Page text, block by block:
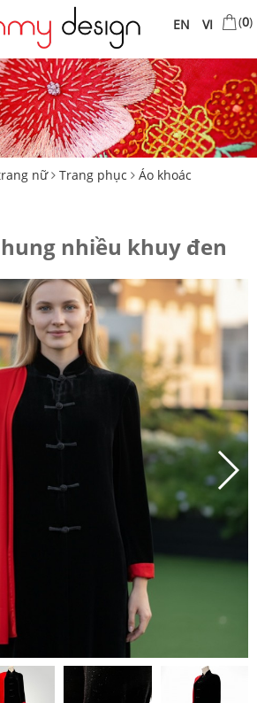
VI
EN (0)
nữ Trang phục Áo khoác
nhiều khuy đen